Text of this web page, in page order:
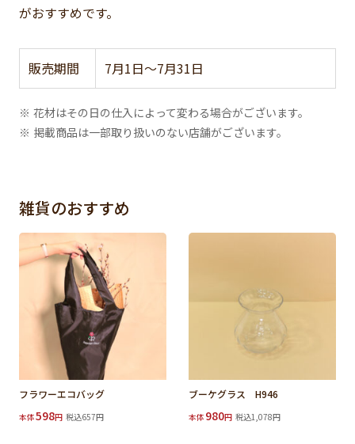
がおすすめです。
販売期間 7月1日～7月31日
※ 花材はその日の仕入によって変わる場合がございます。
※ 掲載商品は一部取り扱いのない店舗がございます。
雑貨のおすすめ
フラワーエコバッグ
本体598円 税込657円
ブーケグラス H946
本体 980円 税込1,078円